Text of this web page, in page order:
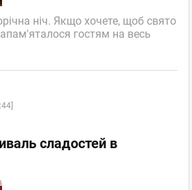
ніч. Якщо хочете, щоб свято
гостям на весь
сладостей в